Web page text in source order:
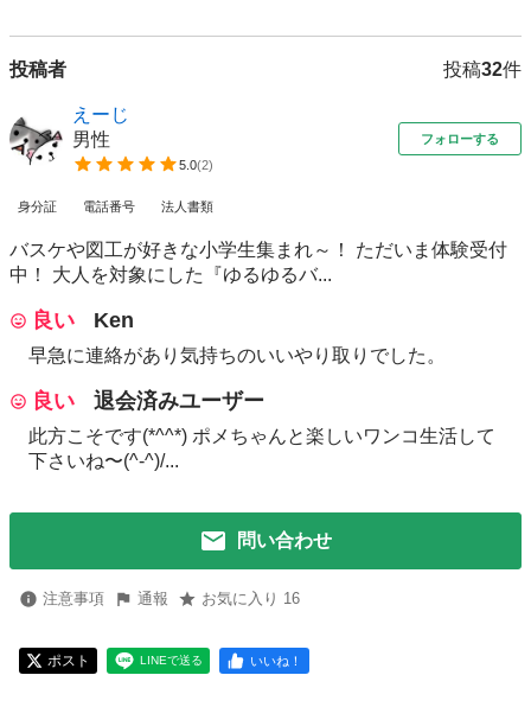
投稿者 投稿32件
えーじ
男性
5.0(2)
フォローする
身分証 電話番号 法人書類
バスケや図工が好きな小学生集まれ～！ ただいま体験受付
中！ 大人を対象にした『ゆるゆるバ...
良い Ken
早急に連絡があり気持ちのいいやり取りでした。
良い 退会済みユーザー
此方こそです(*^^*) ポメちゃんと楽しいワンコ生活して
下さいね〜(^-^)/...
問い合わせ
注意事項 通報 お気に入り 16
ポスト LINEで送る いいね！